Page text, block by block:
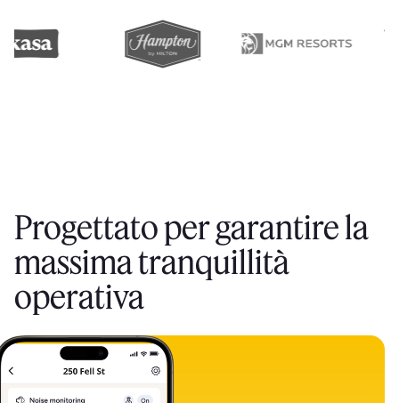
Progettato per garantire la
massima tranquillità
operativa